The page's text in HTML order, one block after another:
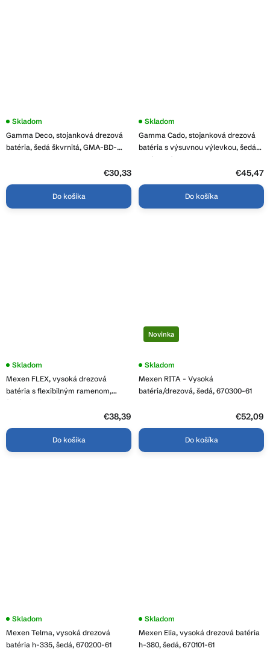
Gamma Deco, stojanková drezová
batéria, šedá škvrnitá, GMA-BD-
Skladom
€30,33
Do košíka
Gamma Cado, stojanková drezová
batéria s výsuvnou výlevkou, šedá-
chrómová, GMA-BCO-G
Skladom
€45,47
Do košíka
Mexen FLEX, vysoká drezová
batéria s flexibilným ramenom,
šedá-chrómová, 670900-06
Priemerné
produktu
je
2,5
Skladom
€38,39
Do košíka
Novinka
Mexen RITA - Vysoká
batéria/drezová, šedá, 670300-61
Priemerné
produktu
je
Skladom
€52,09
Do košíka
Mexen Telma, vysoká drezová
batéria h-335, šedá, 670200-61
Priemerné
produktu
je
Skladom
Mexen Elia, vysoká drezová batéria
h-380, šedá, 670101-61
Skladom